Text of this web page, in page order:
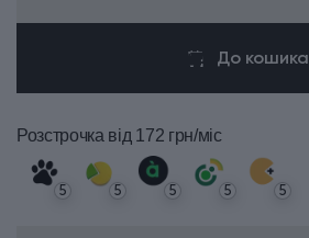
До кошика
Розстрочка від 172 грн/міс
5 5 5 5 5